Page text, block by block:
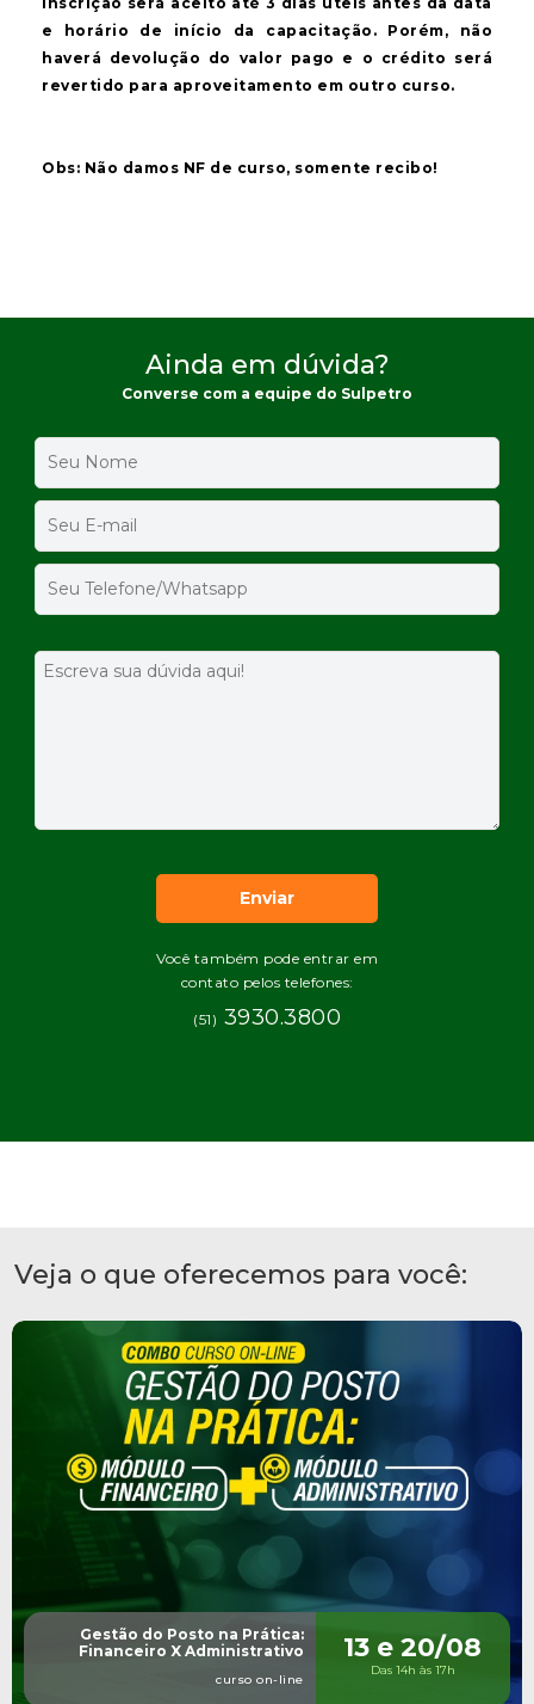
e horário de início da capacitação. Porém, não
haverá devolução do valor pago e o crédito será
revertido para aproveitamento em outro curso.
Obs: Não damos NF de curso, somente recibo!
Ainda em dúvida?
Converse com a equipe do Sulpetro
Você também pode entrar em
contato pelos telefones:
(51) 3930.3800
Veja o que oferecemos para você:
Gestão do Posto na Prática:
Financeiro X Administrativo
curso on-line
13 e 20/08
Das 14h às 17h